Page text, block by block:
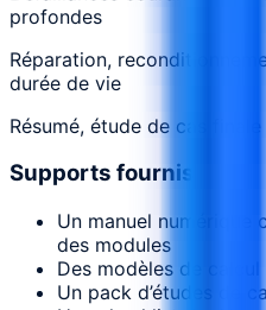
profondes
Réparation,
durée de vie
Résumé, étude de cas
Supports fournis
Un manuel numérique
des modules
Des modèles de
Un pack d’études de